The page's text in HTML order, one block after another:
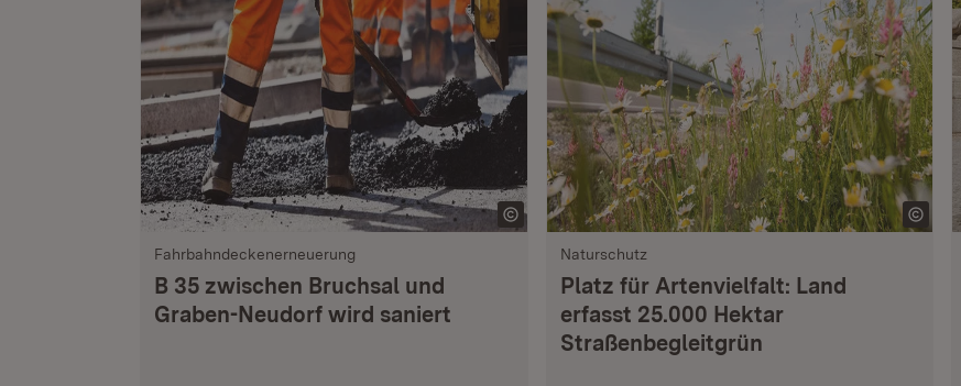
Fahrbahndeckenerneuerung
B 35 zwischen Bruchsal und
Graben-Neudorf wird saniert
Naturschutz
Platz für Artenvielfalt: Land
erfasst 25.000 Hektar
Straßenbegleitgrün